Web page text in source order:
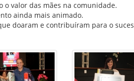
o valor das mães na comunidade.
ainda mais animado.
doaram e contribuíram para o